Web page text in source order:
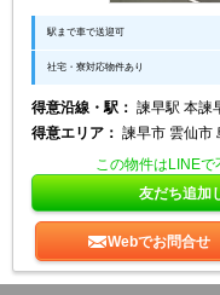
駅まで車で送迎可
社宅・寮対応物件あり
得意沿線・駅： 諫早駅 本諫
得意エリア： 諫早市 雲仙市
この物件はLINEで
友だち追加
Webでお問合せ